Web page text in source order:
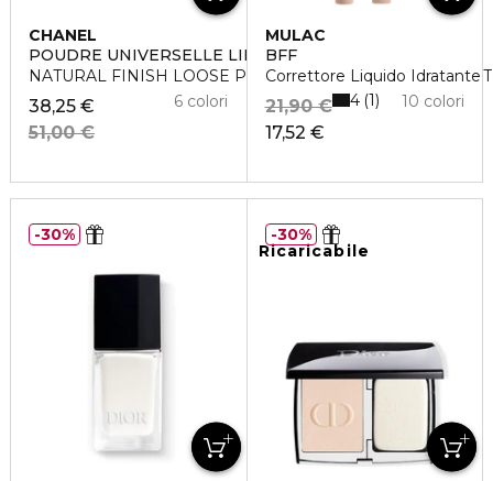
CHANEL
POUDRE UNIVERSELLE LIBRE - REFILL
NATURAL FINISH LOOSE POWDER. ON-THE-GO FORMAT
38,25 €
51,00 €
6 colori
MULAC
BFF
Correttore Liquido Idratante
17,52 €
21,90 € 10 colori
4 1
30%
Ricaricabile
30%